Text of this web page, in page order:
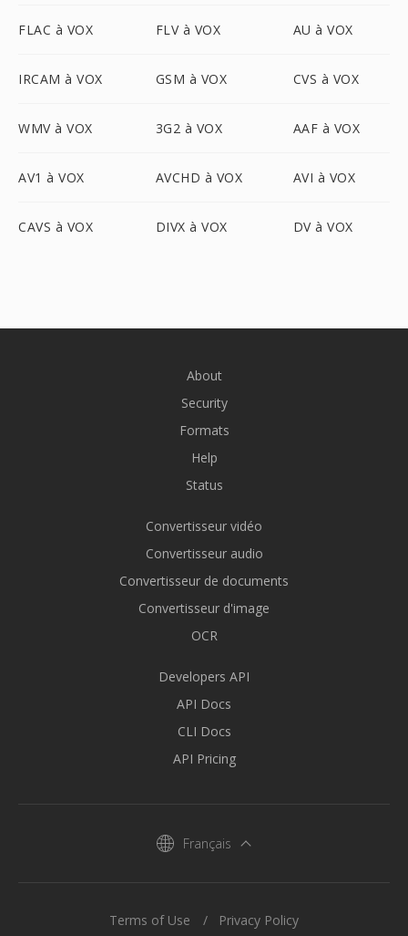
FLAC à VOX FLV à VOX AU à VOX
IRCAM à VOX GSM à VOX CVS à VOX
WMV à VOX 3G2 à VOX AAF à VOX
AV1 à VOX AVCHD à VOX AVI à VOX
CAVS à VOX DIVX à VOX DV à VOX
About
Security
Formats
Help
Status
Convertisseur vidéo
Convertisseur audio
Convertisseur de documents
Convertisseur d'image
OCR
Developers API
API Docs
CLI Docs
API Pricing
Français
Terms of Use Privacy Policy